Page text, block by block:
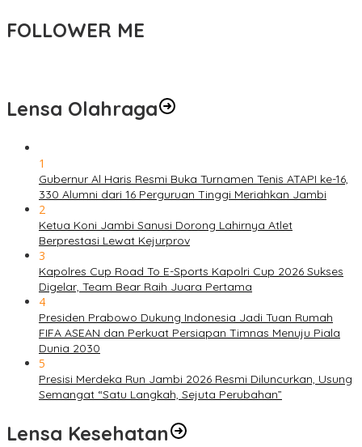
FOLLOWER ME
Lensa Olahraga
1
Gubernur Al Haris Resmi Buka Turnamen Tenis ATAPI ke-16,
330 Alumni dari 16 Perguruan Tinggi Meriahkan Jambi
2
Ketua Koni Jambi Sanusi Dorong Lahirnya Atlet
Berprestasi Lewat Kejurprov
3
Kapolres Cup Road To E-Sports Kapolri Cup 2026 Sukses
Digelar, Team Bear Raih Juara Pertama
4
Presiden Prabowo Dukung Indonesia Jadi Tuan Rumah
FIFA ASEAN dan Perkuat Persiapan Timnas Menuju Piala
Dunia 2030
5
Presisi Merdeka Run Jambi 2026 Resmi Diluncurkan, Usung
Semangat “Satu Langkah, Sejuta Perubahan”
Lensa Kesehatan